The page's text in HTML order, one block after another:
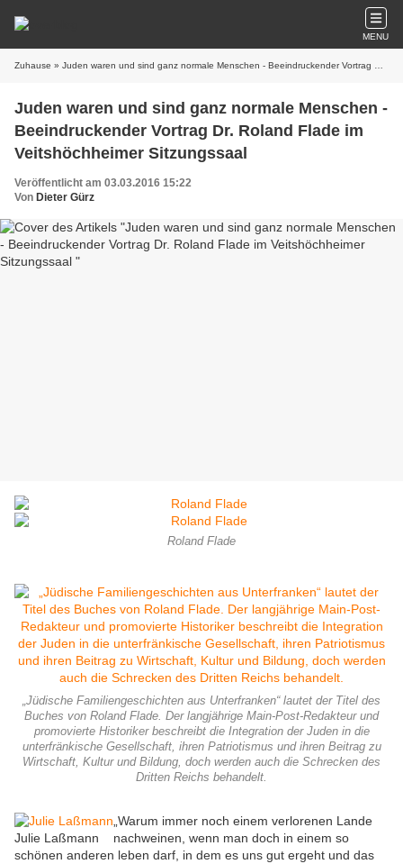
MENU
Zuhause » Juden waren und sind ganz normale Menschen - Beeindruckender Vortrag Dr. Roland Flade im Veitshöchheimer Sitzungssaal
Juden waren und sind ganz normale Menschen -
Beeindruckender Vortrag Dr. Roland Flade im
Veitshöchheimer Sitzungssaal
Veröffentlicht am 03.03.2016 15:22
Von Dieter Gürz
Roland Flade
„Jüdische Familiengeschichten aus Unterfranken“ lautet der Titel des
Buches von Roland Flade. Der langjährige Main-Post-Redakteur und
promovierte Historiker beschreibt die Integration der Juden in die
unterfränkische Gesellschaft, ihren Patriotismus und ihren Beitrag zu
Wirtschaft, Kultur und Bildung, doch werden auch die Schrecken des
Dritten Reichs behandelt.
Julie Laßmann
„Warum immer noch einem verlorenen Lande
nachweinen, wenn man doch in einem so
schönen anderen leben darf, in dem es uns gut ergeht und das